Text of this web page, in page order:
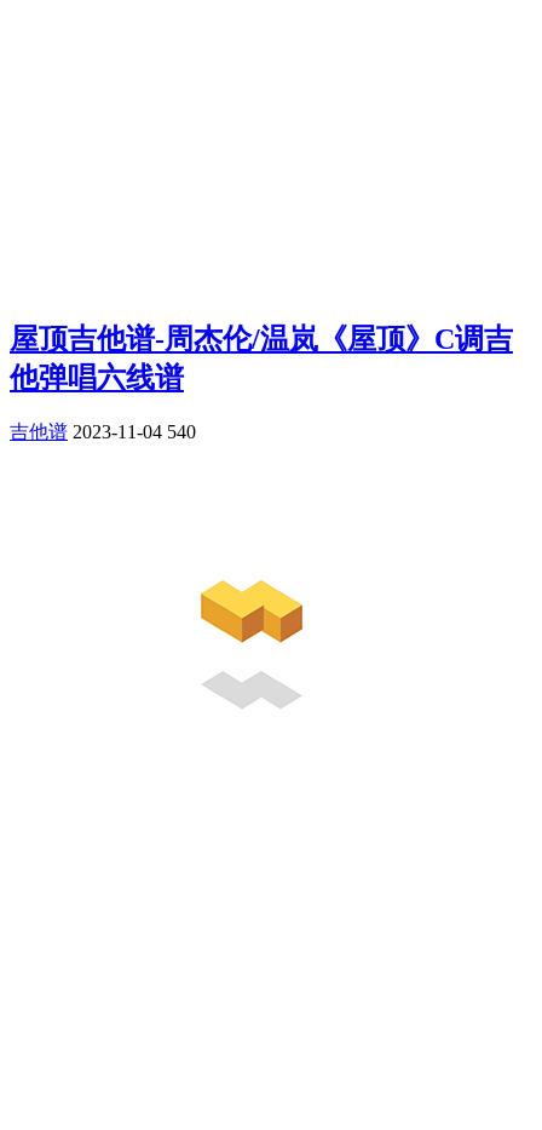
屋顶吉他谱-周杰伦/温岚《屋顶》C调吉
他弹唱六线谱
吉他谱 2023-11-04 540